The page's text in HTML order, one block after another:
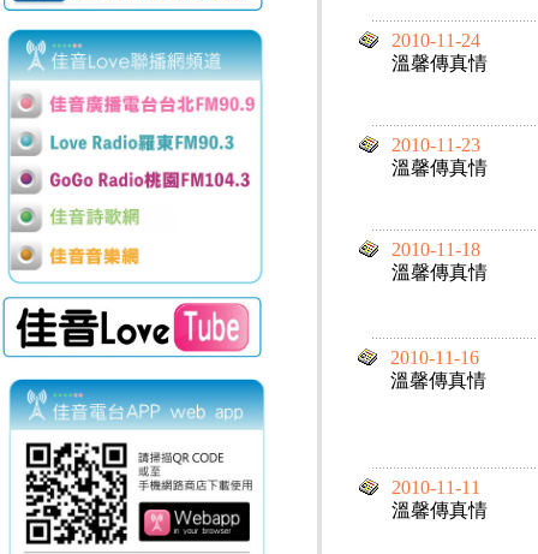
2010-11-24
溫馨傳真情
2010-11-23
溫馨傳真情
2010-11-18
溫馨傳真情
2010-11-16
溫馨傳真情
2010-11-11
溫馨傳真情